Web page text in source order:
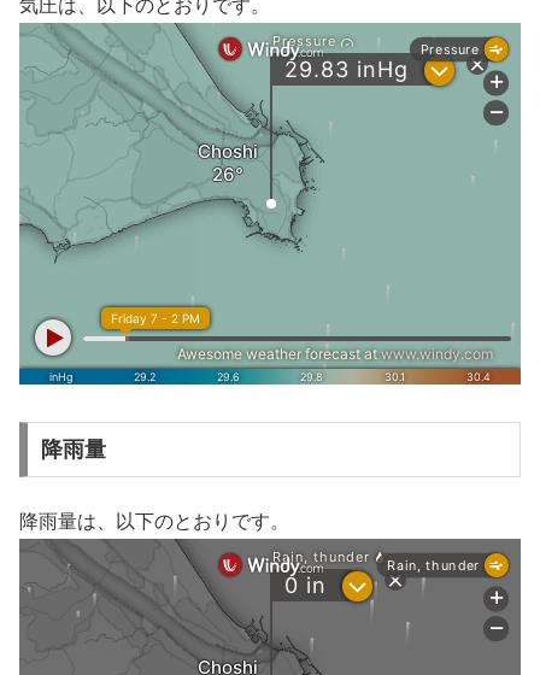
気圧は、以下のとおりです。
降雨量
降雨量は、以下のとおりです。